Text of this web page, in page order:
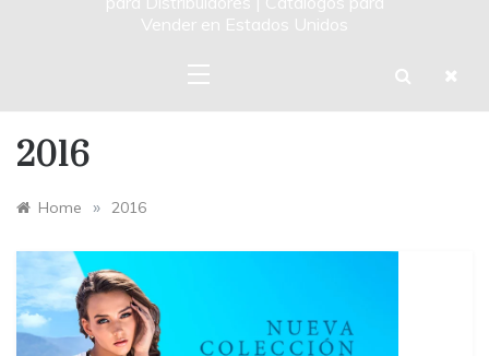
Vender en Estados Unidos
2016
Home » 2016